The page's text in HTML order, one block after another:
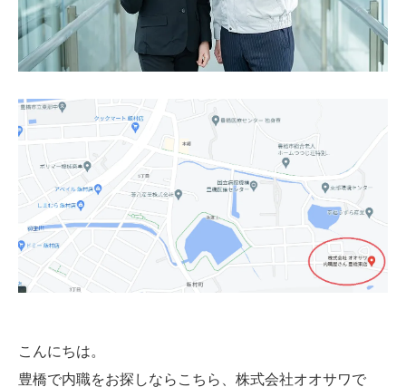
こんにちは。
豊橋で内職をお探しならこちら、株式会社オオサワで